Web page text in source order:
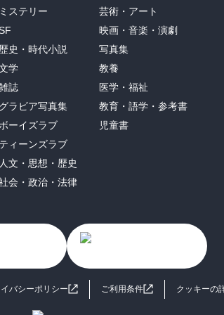
ミステリー
歴史・時代小説
学
誌
グラビア写真集
ボーイズラブ
ティーンズラブ
人文・思想・歴史
会・政治・法律
芸術・アート
映画・音楽・演劇
写真集
教養
医学・福祉
教育・語学・参考書
児童書
バシーポリシー ご利用条件 クッキーの